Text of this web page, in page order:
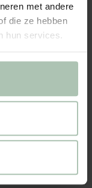
met andere
die ze hebben
hun services.
€